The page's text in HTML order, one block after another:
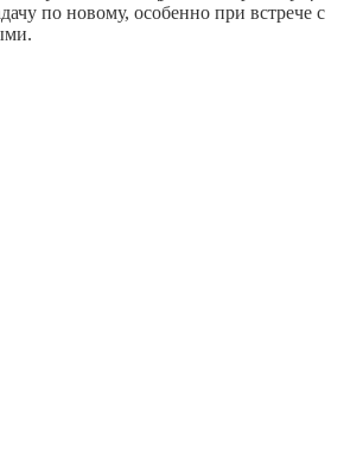
по новому, особенно при встрече с